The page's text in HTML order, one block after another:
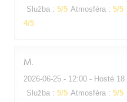
Služba : 5/5 Atmosféra : 5/5
4/5
M
2026-06-25 - 12:00 - Hosté 18
Služba : 5/5 Atmosféra : 5/5